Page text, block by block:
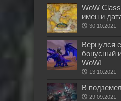
WoW
имен и
30.10.2021
Вернулся
бонусный
WoW!
13.10.2021
В
29.09.2021